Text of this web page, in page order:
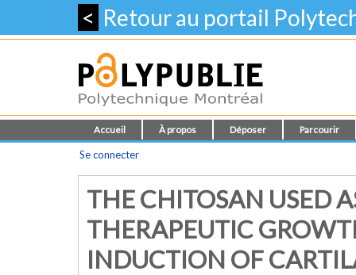
< Retour au portail
Accueil À propos Déposer Parcourir
Se connecter
THE CHITOSAN USED
THERAPEUTIC
INDUCTION OF